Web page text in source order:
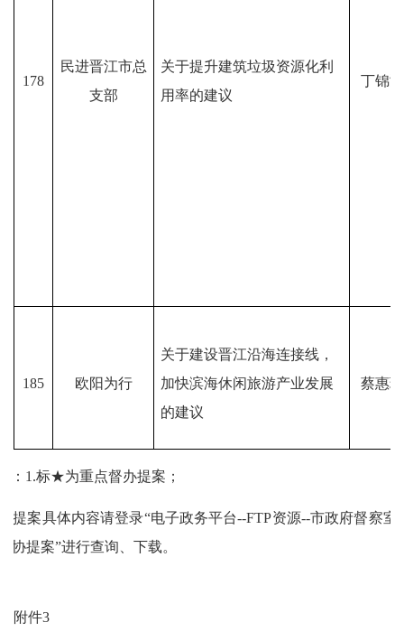
178
民进晋江市总
支部
关于提升建筑垃圾资源化利
用率的建议
丁锦鸿
185 欧阳为行
关于建设晋江沿海连接线，
加快滨海休闲旅游产业发展
的建议
蔡惠琼
： 1.标★为重点督办提案；
2.提案具体内容请登录“电子政务平台--FTP资源--市政府督察室
协提案”进行查询、下载。
附件3